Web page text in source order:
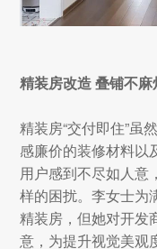
精装房改造 叠铺不麻
精装房“交付即住”虽
感廉价的装修材料以
用户感到不尽如人意
样的困扰。李女士为
精装房，但她对开发
意，为提升视觉美观